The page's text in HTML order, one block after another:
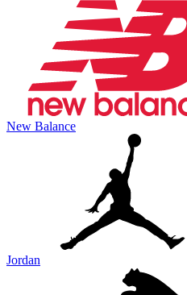
New Balance
Jordan